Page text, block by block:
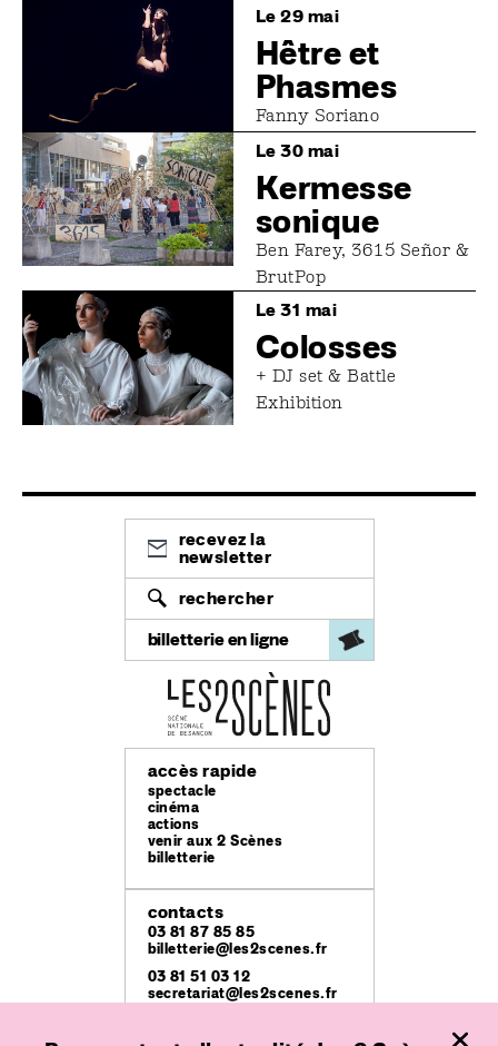
Le 29 mai
Hêtre et
Phasmes
Fanny Soriano
Image
Le 30 mai
Kermesse
sonique
Ben Farey, 3615 Señor &
BrutPop
Image
Le 31 mai
Colosses
+ DJ set & Battle
Exhibition
recevez la
newsletter
rechercher
billetterie en ligne
accès rapide
spectacle
cinéma
actions
venir aux 2 Scènes
billetterie
contacts
03 81 87 85 85
billetterie@les2scenes.fr
03 81 51 03 12
secretariat@les2scenes.fr